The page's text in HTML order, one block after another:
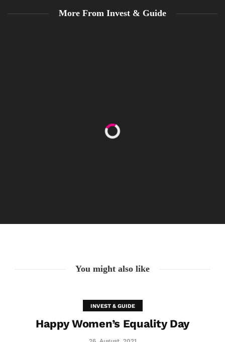
More From Invest & Guide
26. August. 2021
You might also like
INVEST & GUIDE
Happy Women’s Equality Day